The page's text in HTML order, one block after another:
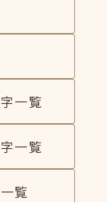
一覧
一覧
覧